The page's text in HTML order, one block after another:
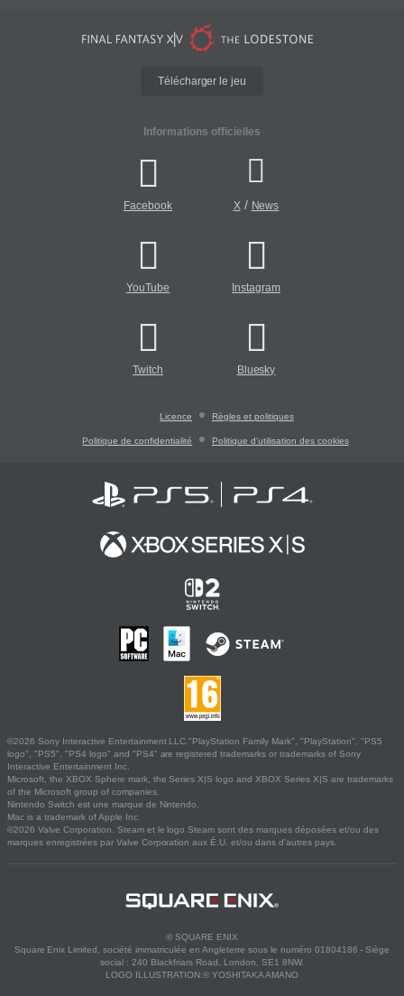
Télécharger le jeu
Informations officielles
Facebook X/ News
YouTube Instagram
Twitch Bluesky
Licence Règles et politiques
Politique de confidentialité Politique d'utilisation des cookies
©2026 Sony Interactive Entertainment LLC."PlayStation Family Mark", "PlayStation", "PS5
logo", "PS5", "PS4 logo" and "PS4" are registered trademarks or trademarks of Sony
Interactive Entertainment Inc.
Microsoft, the XBOX Sphere mark, the Series X|S logo and XBOX Series X|S are trademarks
of the Microsoft group of companies.
Nintendo Switch est une marque de Nintendo.
Mac is a trademark of Apple Inc.
©2026 Valve Corporation. Steam et le logo Steam sont des marques déposées et/ou des
marques enregistrées par Valve Corporation aux É.U. et/ou dans d'autres pays.
© SQUARE ENIX
Square Enix Limited, société immatriculée en Angleterre sous le numéro 01804186 - Siège
social : 240 Blackfriars Road, London, SE1 8NW.
LOGO ILLUSTRATION:© YOSHITAKA AMANO